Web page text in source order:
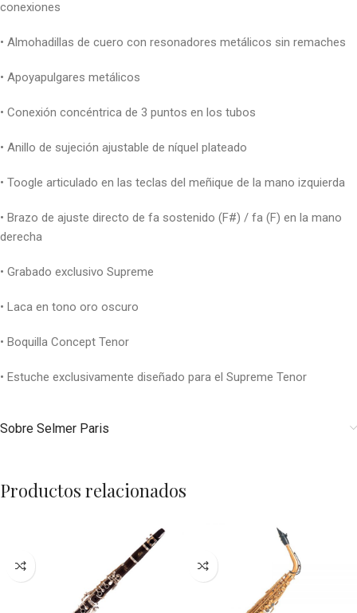
conexiones
• Almohadillas de cuero con resonadores metálicos sin remaches
• Apoyapulgares metálicos
• Conexión concéntrica de 3 puntos en los tubos
• Anillo de sujeción ajustable de níquel plateado
• Toogle articulado en las teclas del meñique de la mano izquierda
• Brazo de ajuste directo de fa sostenido (F#) / fa (F) en la mano
derecha
• Grabado exclusivo Supreme
• Laca en tono oro oscuro
• Boquilla Concept Tenor
• Estuche exclusivamente diseñado para el Supreme Tenor
Sobre Selmer Paris
Productos relacionados